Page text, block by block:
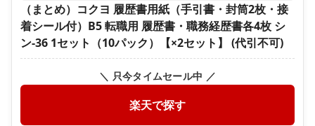
（まとめ）コクヨ 履歴書用紙（手引書・封筒2枚・接
着シール付）B5 転職用 履歴書・職務経歴書各4枚 シ
ン-36 1セット（10パック）【×2セット】 (代引不可)
＼ 只今タイムセール中 ／
楽天で探す